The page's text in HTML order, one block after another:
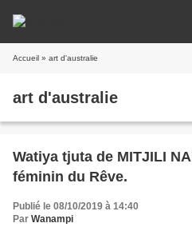
Accueil » art d'australie
art d'australie
Watiya tjuta de MITJILI NAPURRULA, le versant
féminin du Rêve.
Publié le 08/10/2019 à 14:40
Par Wanampi